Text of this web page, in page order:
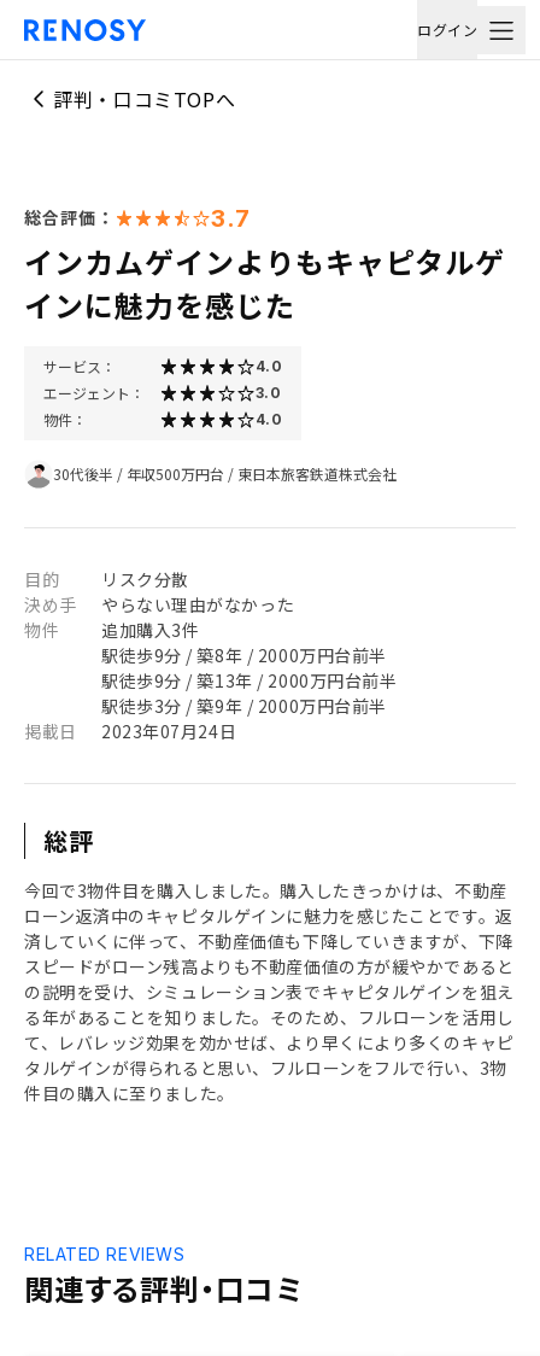
ログイン
評判・口コミTOPへ
総合評価： 3.7
インカムゲインよりもキャピタルゲ
インに魅力を感じた
サービス： 4.0
エージェント： 3.0
物件： 4.0
30代後半 / 年収500万円台 / 東日本旅客鉄道株式会社
目的
リスク分散
決め手
やらない理由がなかった
物件
追加購入3件
駅徒歩9分 / 築8年 / 2000万円台前半
駅徒歩9分 / 築13年 / 2000万円台前半
駅徒歩3分 / 築9年 / 2000万円台前半
掲載日
2023年07月24日
総評
今回で3物件目を購入しました。購入したきっかけは、不動産
ローン返済中のキャピタルゲインに魅力を感じたことです。返
済していくに伴って、不動産価値も下降していきますが、下降
スピードがローン残高よりも不動産価値の方が緩やかであると
の説明を受け、シミュレーション表でキャピタルゲインを狙え
る年があることを知りました。そのため、フルローンを活用し
て、レバレッジ効果を効かせば、より早くにより多くのキャピ
タルゲインが得られると思い、フルローンをフルで行い、3物
件目の購入に至りました。
関連する評判・口コミ
RELATED REVIEWS